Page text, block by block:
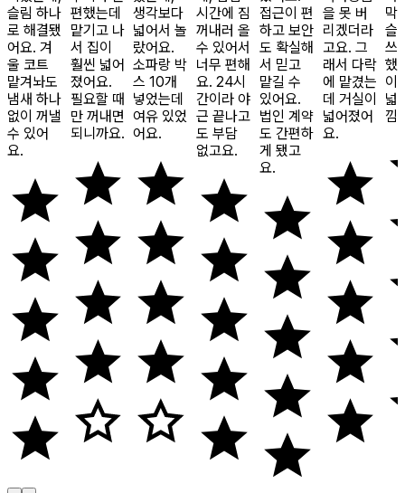
슬림 하나
로 해결됐
어요. 겨
울 코트
맡겨놔도
냄새 하나
없이 꺼낼
수 있어
요.
편했는데
맡기고 나
서 집이
훨씬 넓어
졌어요.
필요할 때
만 꺼내면
되니까요.
생각보다
넓어서 놀
랐어요.
소파랑 박
스 10개
넣었는데
여유 있었
어요.
시간에 짐
꺼내러 올
수 있어서
너무 편해
요. 24시
간이라 야
근 끝나고
도 부담
없고요.
접근이 편
하고 보안
도 확실해
서 믿고
맡길 수
있어요.
법인 계약
도 간편하
게 됐고
요.
을 못 버
리겠더라
고요. 그
래서 다락
에 맡겼는
데 거실이
넓어졌어
요.
막
슬
쓰
했
이
넓
낌